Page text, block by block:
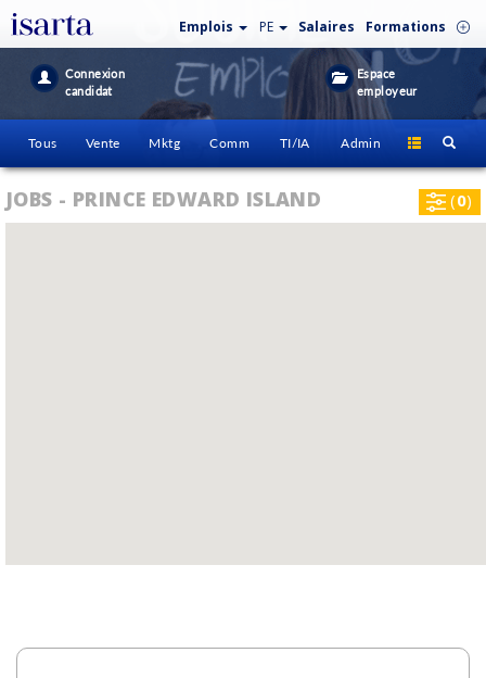
Emplois PE Salaires Formations
Connexion
candidat
Espace
employeur
Tous Vente Mktg Comm TI/IA Admin
JOBS - PRINCE EDWARD ISLAND (0)